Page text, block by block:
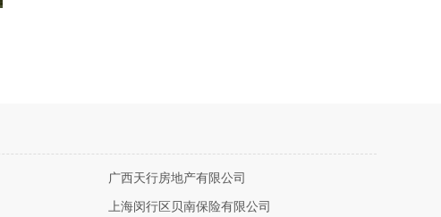
广西天行房地产有限公司
上海闵行区贝南保险有限公司